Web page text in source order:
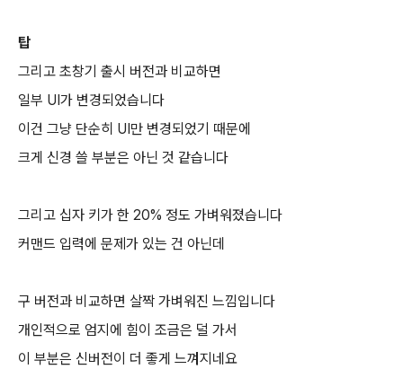
탑
그리고 초창기 출시 버전과 비교하면
일부 UI가 변경되었습니다
이건 그냥 단순히 UI만 변경되었기 때문에
크게 신경 쓸 부분은 아닌 것 같습니다
그리고 십자 키가 한 20% 정도 가벼워졌습니다
커맨드 입력에 문제가 있는 건 아닌데
구 버전과 비교하면 살짝 가벼워진 느낌입니다
개인적으로 엄지에 힘이 조금은 덜 가서
이 부분은 신버전이 더 좋게 느껴지네요